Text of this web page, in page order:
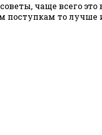
чаще всего
поступкам то лучше